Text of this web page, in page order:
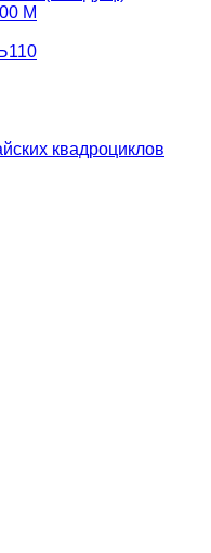
М
квадроциклов